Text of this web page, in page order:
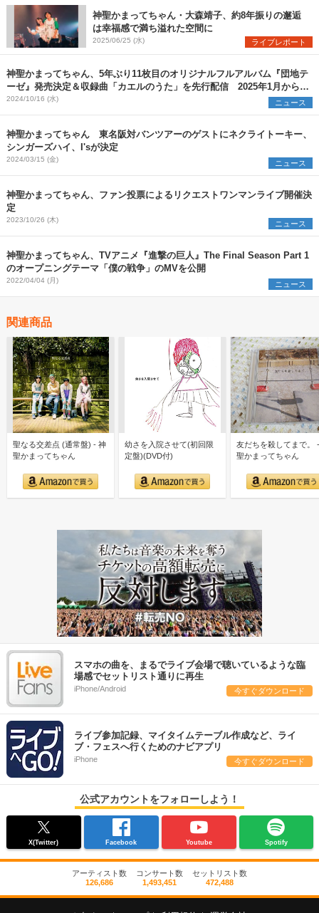
神聖かまってちゃん・大森靖子、約8年振りの邂逅
は幸福感で満ち溢れた空間に
2025/06/25 (水) ライブレポート
神聖かまってちゃん、5年ぶり11枚目のオリジナルフルアルバム『団地テ
ーゼ』発売決定＆収録曲「カエルのうた」を先行配信 2025年1月からワ
ンマンツアーも開催
2024/10/16 (水) ニュース
神聖かまってちゃん 東名阪対バンツアーのゲストにネクライトーキー、
シンガーズハイ、I'sが決定
2024/03/15 (金) ニュース
神聖かまってちゃん、ファン投票によるリクエストワンマンライブ開催決
定
2023/10/26 (木) ニュース
神聖かまってちゃん、TVアニメ『進撃の巨人』The Final Season Part 1
のオープニングテーマ「僕の戦争」のMVを公開
2022/04/04 (月) ニュース
関連商品
聖なる交差点 (通常盤) - 神
聖かまってちゃん
幼さを入院させて(初回限
定盤)(DVD付)
友だちを殺してまで。
聖かまってちゃん
スマホの曲を、まるでライブ会場で聴いているような臨
場感でセットリスト通りに再生
iPhone/Android 今すぐダウンロード
ライブ参加記録、マイタイムテーブル作成など、ライ
ブ・フェスへ行くためのナビアプリ
iPhone 今すぐダウンロード
公式アカウントをフォローしよう！
X(Twitter) Facebook Youtube Spotify
アーティスト数
126,686
コンサート数
1,493,451
セットリスト数
472,488